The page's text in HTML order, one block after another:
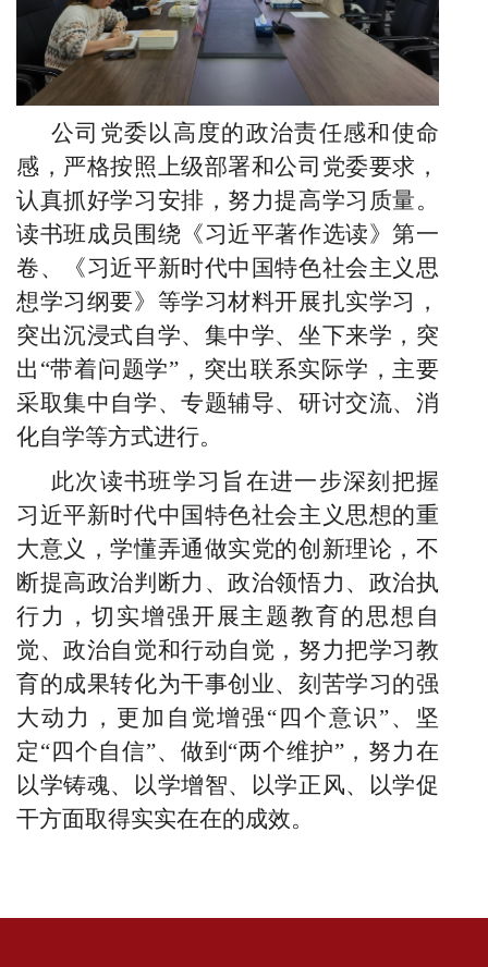
公司党委以高度的政治责任感和使命
感，严格按照上级部署和公司党委要求，
认真抓好学习安排，努力提高学习质量。
读书班成员围绕 《习近平著作选读》第一
卷、
《习近平新时代中国特色社会主义思
想学习纲要》等学习材料开展扎实学习 ，
突出沉浸式自学、集中学、坐下来学，突
出 “带着问题学”，突出联系实际学，主要
采取集中自学、专题辅导、研讨交流、消
化自学等方式进行。
此次读书班学习 旨在进一步深刻把握
习近平新时代中国特色社会主义思想的重
大意义，学懂弄通做实党的创新理论，不
断提高政治判断力、政治领悟力、政治执
行力，切实增强开展主题教育的思想自
觉、政治自觉和行动自觉，努力把学习教
育的成果转化为干事创业、刻苦学习的强
大动力 ， 更加自觉增强“四个意识”、坚
定“四个自信”、做到“两个维护”，努力在
以学铸魂、以学增智、以学正风、以学促
干方面取得实实在在的成效。